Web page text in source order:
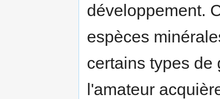
développement.
espèces
certains types de
l'amateur